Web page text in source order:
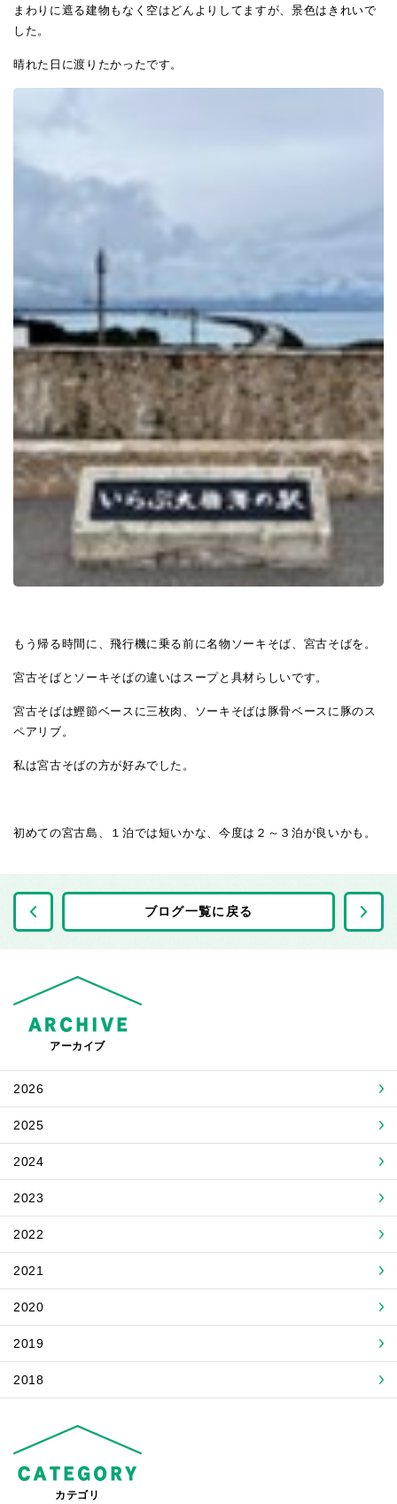
まわりに遮る建物もなく空はどんよりしてますが、景色はきれいで
した。
晴れた日に渡りたかったです。
もう帰る時間に、飛行機に乗る前に名物ソーキそば、宮古そばを。
宮古そばとソーキそばの違いはスープと具材らしいです。
宮古そばは鰹節ベースに三枚肉、ソーキそばは豚骨ベースに豚のス
ペアリブ。
私は宮古そばの方が好みでした。
初めての宮古島、１泊では短いかな、今度は２～３泊が良いかも。
ブログ一覧に戻る
アーカイブ
2026
2025
2024
2023
2022
2021
2020
2019
2018
カテゴリ